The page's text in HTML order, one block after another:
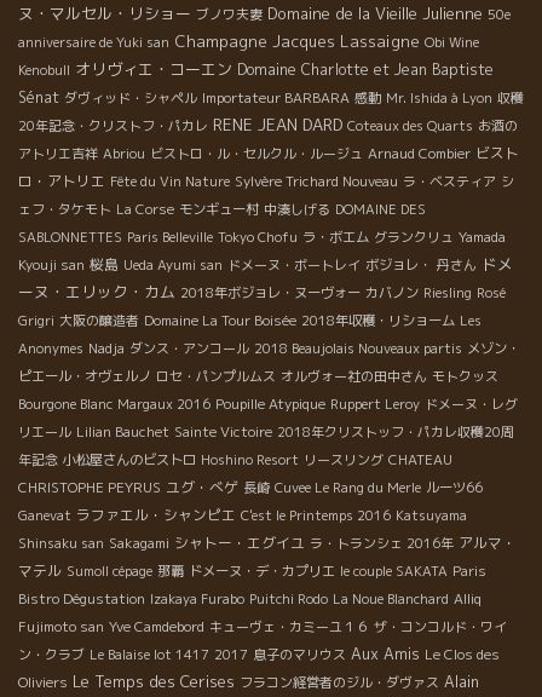
ヌ・マルセル・リショー ブノワ夫妻 Domaine de la Vieille Julienne 50e
anniversaire de Yuki san Champagne Jacques Lassaigne Obi Wine
Kenobull オリヴィエ・コーエン Domaine Charlotte et Jean Baptiste
Sénat ダヴィッド・シャペル Importateur BARBARA 感動 Mr. Ishida à Lyon 収穫
20年記念・クリストフ・パカレ RENE JEAN DARD Coteaux des Quarts お酒の
アトリエ吉祥 Abriou ビストロ・ル・セルクル・ルージュ Arnaud Combier ビスト
ロ・アトリエ Fête du Vin Nature Sylvère Trichard Nouveau ラ・ベスティア シ
ェフ・タケモト La Corse モンギュー村 中湊しげる DOMAINE DES
SABLONNETTES Paris Belleville Tokyo Chofu ラ・ボエム グランクリュ Yamada
Kyouji san 桜島 Ueda Ayumi san ドメーヌ・ボートレイ ボジョレ・ 丹さん ドメ
ーヌ・エリック・カム 2018年ボジョレ・ヌーヴォー カバノン Riesling Rosé
Grigri 大阪の醸造者 Domaine La Tour Boisée 2018年収穫・リショーム Les
Anonymes Nadja ダンス・アンコール 2018 Beaujolais Nouveaux partis メゾン・
ピエール・オヴェルノ ロセ・パンプルムス オルヴォー社の田中さん モトクッス
Bourgone Blanc Margaux 2016 Poupille Atypique Ruppert Leroy ドメーヌ・レグ
リエール Lilian Bauchet Sainte Victoire 2018年クリストッフ・パカレ収穫20周
年記念 小松屋さんのビストロ Hoshino Resort リースリング CHATEAU
CHRISTOPHE PEYRUS ユグ・べゲ 長崎 Cuvee Le Rang du Merle ルーツ66
Ganevat ラファエル・シャンピエ C'est le Printemps 2016 Katsuyama
Shinsaku san Sakagami シャトー・エグイユ ラ・トランシェ 2016年 アルマ・
マテル Sumoll cépage 那覇 ドメーヌ・デ・カプリエ le couple SAKATA Paris
Bistro Dégustation Izakaya Furabo Puitchi Rodo La Noue Blanchard Alliq
Fujimoto san Yve Camdebord キューヴェ・カミーユ１６ ザ・コンコルド・ワイ
ン・クラブ Le Balaise lot 1417 2017 息子のマリウス Aux Amis Le Clos des
Oliviers Le Temps des Cerises フラコン経営者のジル・ダヴァス Alain